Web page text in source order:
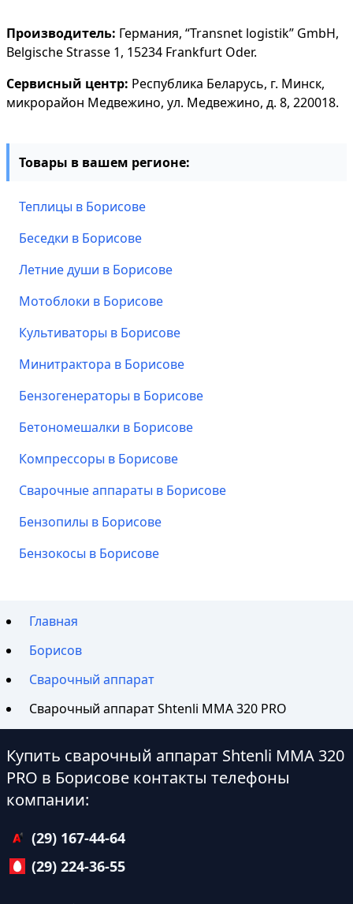
Производитель: Германия, “Transnet logistik” GmbH,
Belgische Strasse 1, 15234 Frankfurt Oder.
Сервисный центр: Республика Беларусь, г. Минск,
микрорайон Медвежино, ул. Медвежино, д. 8, 220018.
Товары в вашем регионе:
Теплицы в Борисове
Беседки в Борисове
Летние души в Борисове
Мотоблоки в Борисове
Культиваторы в Борисове
Минитрактора в Борисове
Бензогенераторы в Борисове
Бетономешалки в Борисове
Компрессоры в Борисове
Сварочные аппараты в Борисове
Бензопилы в Борисове
Бензокосы в Борисове
Главная
Борисов
Сварочный аппарат
Сварочный аппарат Shtenli ММА 320 PRO
Купить сварочный аппарат Shtenli ММА 320
PRO в Борисове контакты телефоны
компании:
(29) 167-44-64
(29) 224-36-55